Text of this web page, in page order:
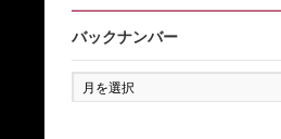
バックナンバー
バ
ッ